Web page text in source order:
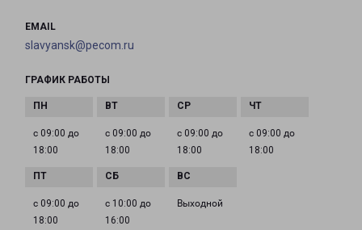
EMAIL
slavyansk@pecom.ru
ГРАФИК РАБОТЫ
с 09:00 до
18:00
с 09:00 до
18:00
с 09:00 до
18:00
с 09:00 до
18:00
с 09:00 до
18:00
с 10:00 до
16:00
Выходной